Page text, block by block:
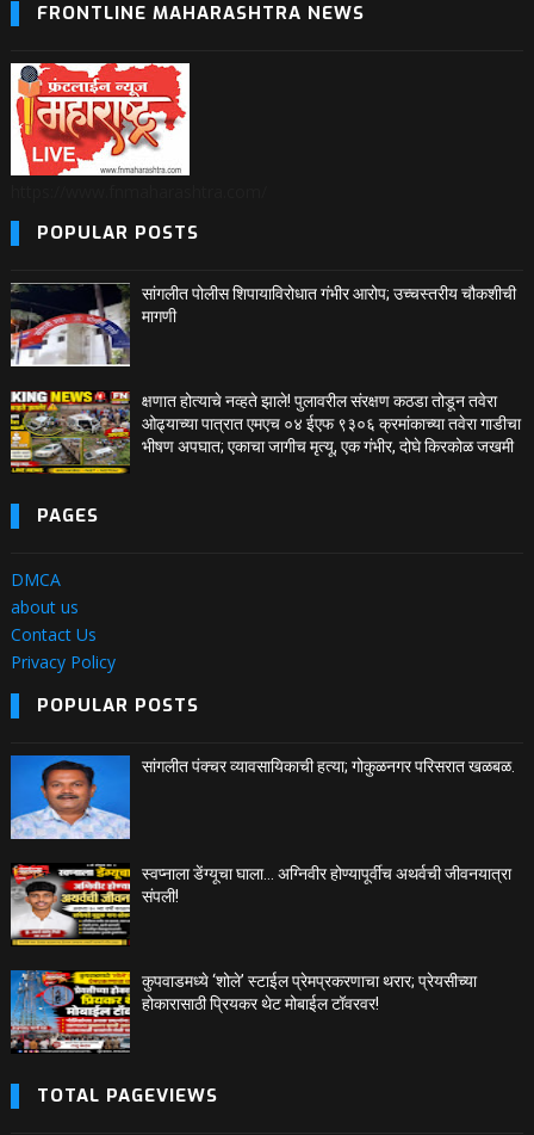
FRONTLINE MAHARASHTRA NEWS
POPULAR POSTS
सांगलीत पोलीस शिपायाविरोधात गंभीर आरोप; उच्चस्तरीय चौकशीची
मागणी
क्षणात होत्याचे नव्हते झाले! पुलावरील संरक्षण कठडा तोडून तवेरा
ओढ्याच्या पात्रात एमएच ०४ ईएफ ९३०६ क्रमांकाच्या तवेरा गाडीचा
भीषण अपघात; एकाचा जागीच मृत्यू, एक गंभीर, दोघे किरकोळ जखमी
PAGES
DMCA
about us
Contact Us
Privacy Policy
POPULAR POSTS
सांगलीत पंक्चर व्यावसायिकाची हत्या; गोकुळनगर परिसरात खळबळ.
स्वप्नाला डेंग्यूचा घाला… अग्निवीर होण्यापूर्वीच अथर्वची जीवनयात्रा
संपली!
कुपवाडमध्ये ‘शोले’ स्टाईल प्रेमप्रकरणाचा थरार; प्रेयसीच्या
होकारासाठी प्रियकर थेट मोबाईल टॉवरवर!
TOTAL PAGEVIEWS